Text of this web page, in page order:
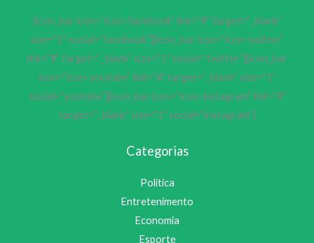
[icon_bar icon=”icon-facebook” link=”#” target=”_blank”
size=”1″ social=”facebook”][icon_bar icon=”icon-twitter”
link=”#” target=”_blank” size=”1″ social=”twitter”][icon_bar
icon=”icon-youtube” link=”#” target=”_blank” size=”1″
social=”youtube”][icon_bar icon=”icon-instagram” link=”#”
target=”_blank” size=”1″ social=”instagram”]
Categorias
Política
Entretenimento
Economia
Esporte